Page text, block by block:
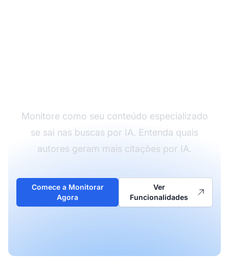
Monitore como seu conteúdo especializado
se sai nas buscas por IA. Entenda quais
autores geram mais citações por IA.
Comece a Monitorar
Agora
Ver
Funcionalidades